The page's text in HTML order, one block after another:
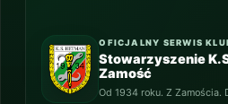
OFICJALNY SERWIS
Stowarzyszenie
Zamość
Od 1934 roku. Z Zamościa.